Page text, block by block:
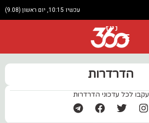
עכשיו 10:15, יום ראשון (9.08)
ניוז
הדרדרות
עקבו לכל עדכוני הדרדרות